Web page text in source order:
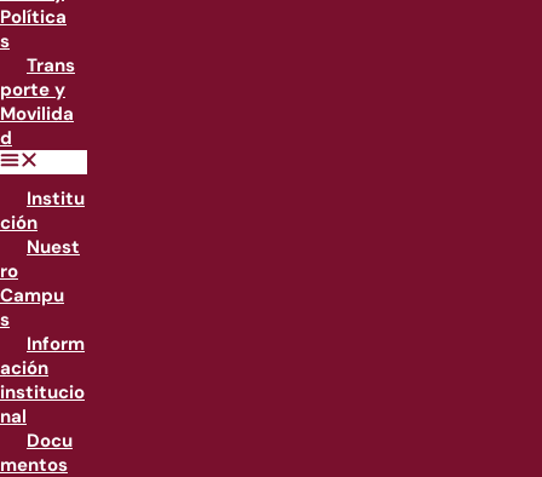
Política
s
Trans
porte y
Movilida
d
Institu
ción
Nuest
ro
Campu
s
Inform
ación
institucio
nal
Docu
mentos